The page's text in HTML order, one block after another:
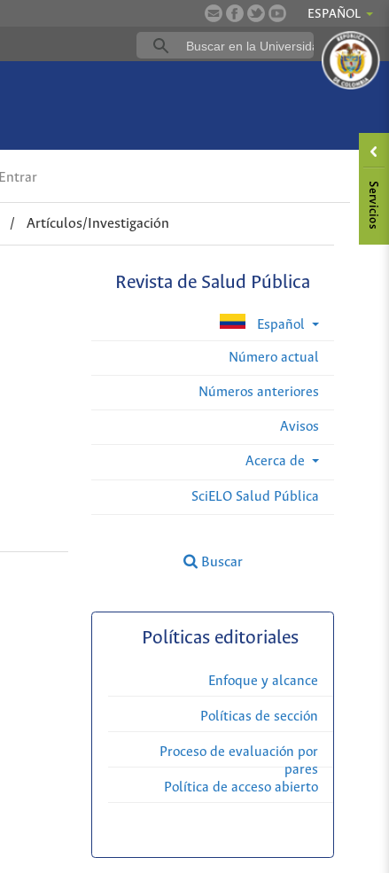
ESPAÑOL
Entrar
/ Artículos/Investigación
Revista de Salud Pública
Español
Número actual
Números anteriores
Avisos
Acerca de
SciELO Salud Pública
Buscar
Políticas editoriales
Enfoque y alcance
Políticas de sección
Proceso de evaluación por
pares
Política de acceso abierto